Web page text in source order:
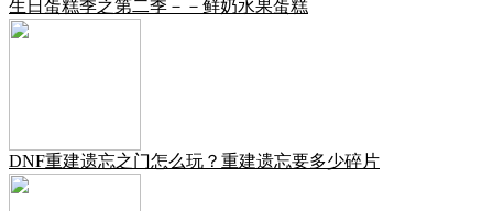
生日蛋糕季之第二季－－鲜奶水果蛋糕
DNF重建遗忘之门怎么玩？重建遗忘要多少碎片